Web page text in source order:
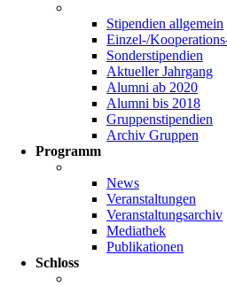
Stipendien allgemein
Einzel-/
Sonderstipendien
Aktueller Jahrgang
Alumni ab 2020
Alumni bis 2018
Gruppenstipendien
Archiv Gruppen
Programm
News
Veranstaltungen
Veranstaltungsarchiv
Mediathek
Publikationen
Schloss